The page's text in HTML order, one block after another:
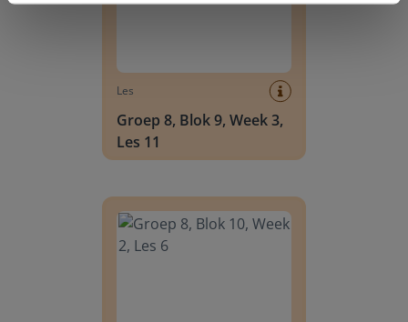
Les
Groep 8, Blok 9, Week 3,
Les 11